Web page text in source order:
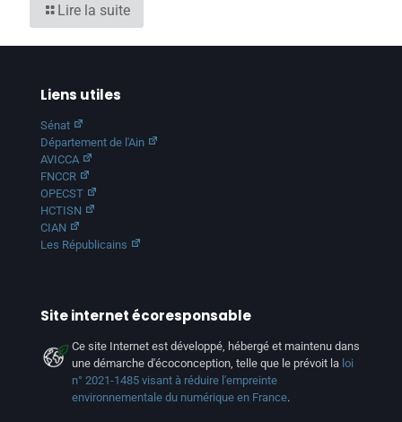
Lire la suite
Liens utiles
Sénat
Département de l'Ain
AVICCA
FNCCR
OPECST
HCTISN
CIAN
Les Républicains
Site internet écoresponsable
Ce site Internet est développé, hébergé et maintenu dans
une démarche d'écoconception, telle que le prévoit la loi
n° 2021-1485 visant à réduire l'empreinte
environnementale du numérique en France.